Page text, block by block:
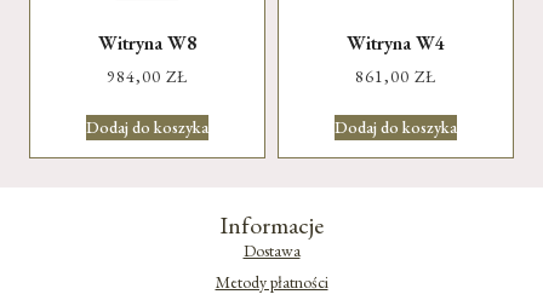
Witryna W8
984,00 ZŁ
Dodaj do koszyka
Witryna W4
861,00 ZŁ
Dodaj do koszyka
Informacje
Dostawa
Metody płatności